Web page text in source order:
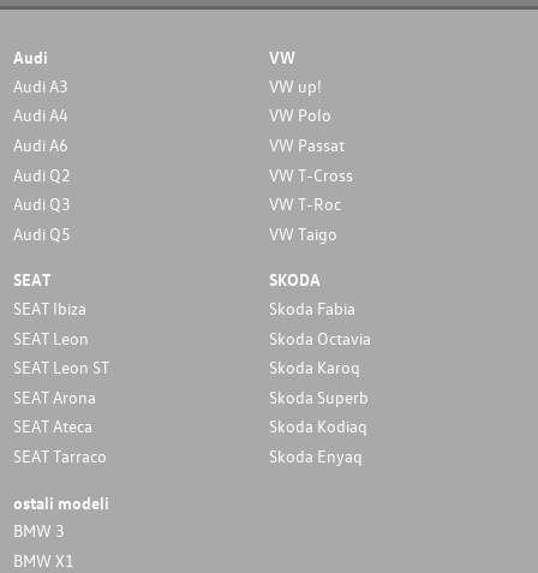
Audi
Audi A3
Audi A4
Audi A6
Audi Q2
Audi Q3
Audi Q5
VW
VW up!
VW Polo
VW Passat
VW T-Cross
VW T-Roc
VW Taigo
SEAT
SEAT Ibiza
SEAT Leon
SEAT Leon ST
SEAT Arona
SEAT Ateca
SEAT Tarraco
SKODA
Skoda Fabia
Skoda Octavia
Skoda Karoq
Skoda Superb
Skoda Kodiaq
Skoda Enyaq
ostali modeli
BMW 3
BMW X1